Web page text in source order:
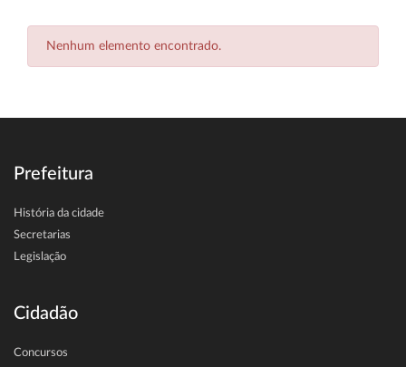
Nenhum elemento encontrado.
Prefeitura
História da cidade
Secretarias
Legislação
Cidadão
Concursos